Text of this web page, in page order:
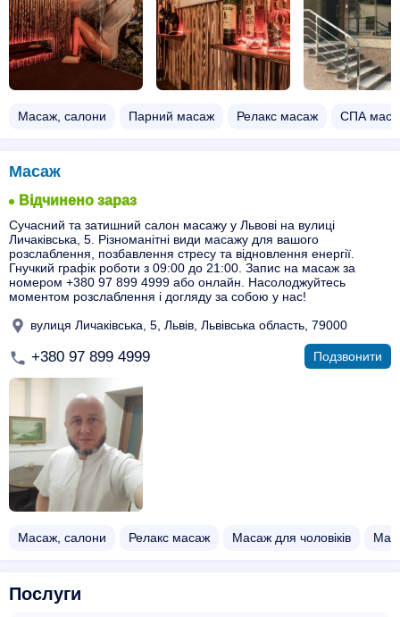
Масаж, салони Парний масаж Релакс масаж СПА
Масаж
Відчинено зараз
Сучасний та затишний салон масажу у Львові на вулиці
Личаківська, 5. Різноманітні види масажу для вашого
розслаблення, позбавлення стресу та відновлення енергії.
Гнучкий графік роботи з 09:00 до 21:00. Запис на масаж за
номером +380 97 899 4999 або онлайн. Насолоджуйтесь
моментом розслаблення і догляду за собою у нас!
вулиця Личаківська, 5, Львів, Львівська область, 79000
+380 97 899 4999 Подзвонити
Масаж, салони Релакс масаж Масаж для чоловіків
Послуги